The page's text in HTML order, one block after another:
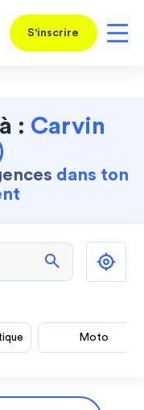
S'inscrire
: Carvin
dans ton
search
Moto